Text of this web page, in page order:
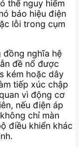
thể nguy hiểm
báo hiệu điện
lỗi trong cụm
đồng nghĩa hệ
đề nổ được
kém hoặc dây
tiếp xúc chập
vì động cơ
nếu điện áp
chỉ màn
điều khiển khác